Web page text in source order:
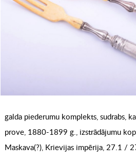
galda piederumu komplekts, sudrabs,
prove, 1880-1899 g., izstrādājumu
Maskava(?), Krievijas impērija, 27.1 /